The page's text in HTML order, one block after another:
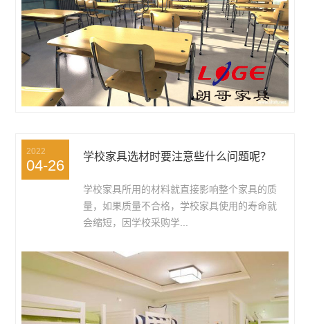
2022
04-26
学校家具选材时要注意些什么问题呢？
学校家具所用的材料就直接影响整个家具的质
量，如果质量不合格，学校家具使用的寿命就
会缩短，因学校采购学...